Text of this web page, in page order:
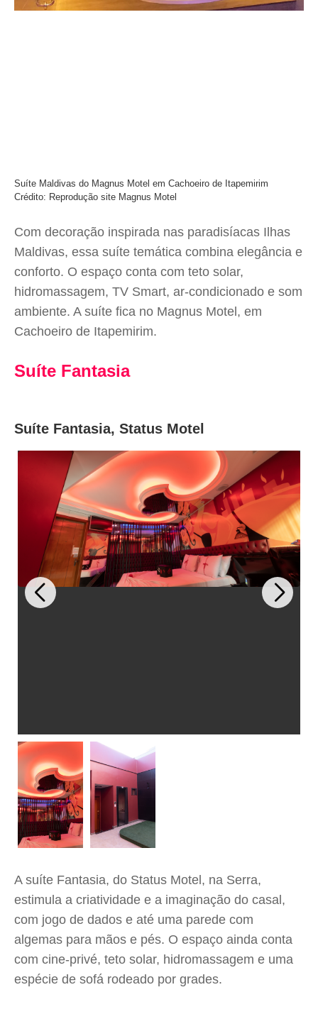
Suíte Maldivas do Magnus Motel em Cachoeiro de Itapemirim
Crédito: Reprodução site Magnus Motel
Com decoração inspirada nas paradisíacas Ilhas
Maldivas, essa suíte temática combina elegância e
conforto. O espaço conta com teto solar,
hidromassagem, TV Smart, ar-condicionado e som
ambiente. A suíte fica no Magnus Motel, em
Cachoeiro de Itapemirim.
Suíte Fantasia
Suíte Fantasia, Status Motel
A suíte Fantasia, do Status Motel, na Serra,
estimula a criatividade e a imaginação do casal,
com jogo de dados e até uma parede com
algemas para mãos e pés. O espaço ainda conta
com cine-privé, teto solar, hidromassagem e uma
espécie de sofá rodeado por grades.